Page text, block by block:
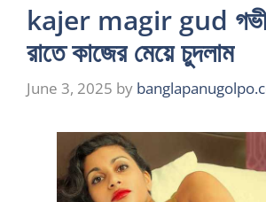
kajer magir gud
রাতে কাজের মেয়ে চুদলাম
June 3, 2025 by